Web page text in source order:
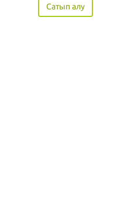
Сатып алу